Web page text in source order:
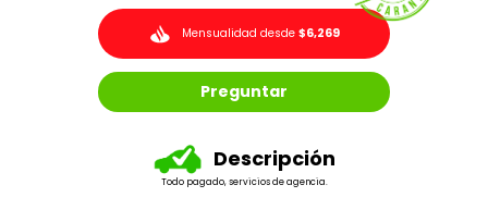
Mensualidad desde$6,269
Preguntar
Descripción
Todo pagado, servicios de agencia.